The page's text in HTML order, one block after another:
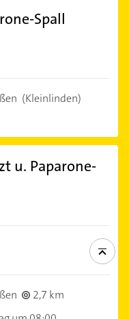
Spall
(Kleinlinden)
u. Paparone-
2,7 km